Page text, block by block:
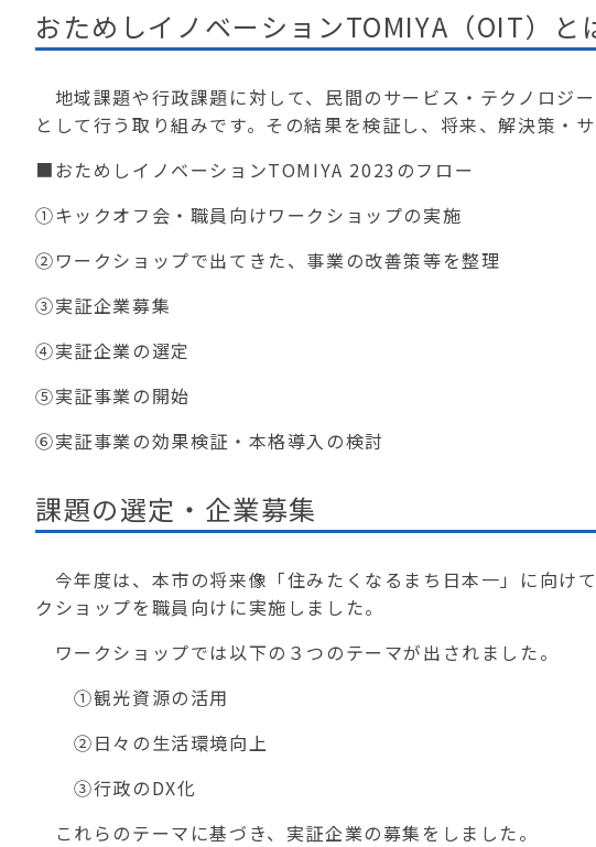
おためしイノベーションTOMIYA（OIT）と
地域課題や行政課題に対して、民間のサービス・テクノロジ
として行う取り組みです。その結果を検証し、将来、解決策・
■おためしイノベーションTOMIYA 2023のフロー
➀キックオフ会・職員向けワークショップの実施
②ワークショップで出てきた、事業の改善策等を整理
③実証企業募集
④実証企業の選定
⑤実証事業の開始
⑥実証事業の効果検証・本格導入の検討
課題の選定・企業募集
今年度は、本市の将来像「住みたくなるまち日本一」に向け
クショップを職員向けに実施しました。
ワークショップでは以下の３つのテーマが出されました。
①観光資源の活⽤
②⽇々の⽣活環境向上
③⾏政のDX化
これらのテーマに基づき、実証企業の募集をしました。